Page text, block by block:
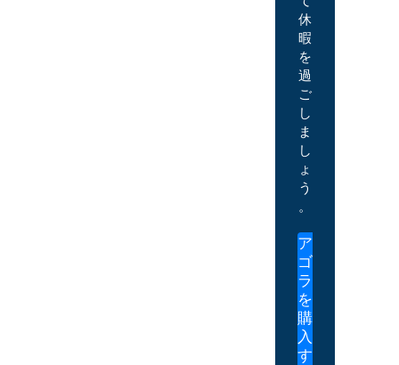
休
暇
を
過
ご
し
ま
し
ょ
う
。
ア
ゴ
ラ
を
購
入
す